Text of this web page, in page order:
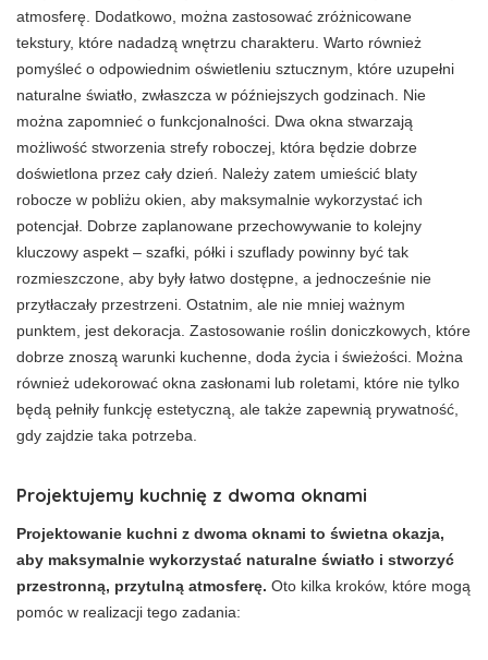
atmosferę. Dodatkowo, można zastosować zróżnicowane
tekstury, które nadadzą wnętrzu charakteru. Warto również
pomyśleć o odpowiednim oświetleniu sztucznym, które uzupełni
naturalne światło, zwłaszcza w późniejszych godzinach. Nie
można zapomnieć o funkcjonalności. Dwa okna stwarzają
możliwość stworzenia strefy roboczej, która będzie dobrze
doświetlona przez cały dzień. Należy zatem umieścić blaty
robocze w pobliżu okien, aby maksymalnie wykorzystać ich
potencjał. Dobrze zaplanowane przechowywanie to kolejny
kluczowy aspekt – szafki, półki i szuflady powinny być tak
rozmieszczone, aby były łatwo dostępne, a jednocześnie nie
przytłaczały przestrzeni. Ostatnim, ale nie mniej ważnym
punktem, jest dekoracja. Zastosowanie roślin doniczkowych, które
dobrze znoszą warunki kuchenne, doda życia i świeżości. Można
również udekorować okna zasłonami lub roletami, które nie tylko
będą pełniły funkcję estetyczną, ale także zapewnią prywatność,
gdy zajdzie taka potrzeba.
Projektujemy kuchnię z dwoma oknami
Projektowanie kuchni z dwoma oknami to świetna okazja,
aby maksymalnie wykorzystać naturalne światło i stworzyć
przestronną, przytulną atmosferę. Oto kilka kroków, które mogą
pomóc w realizacji tego zadania: